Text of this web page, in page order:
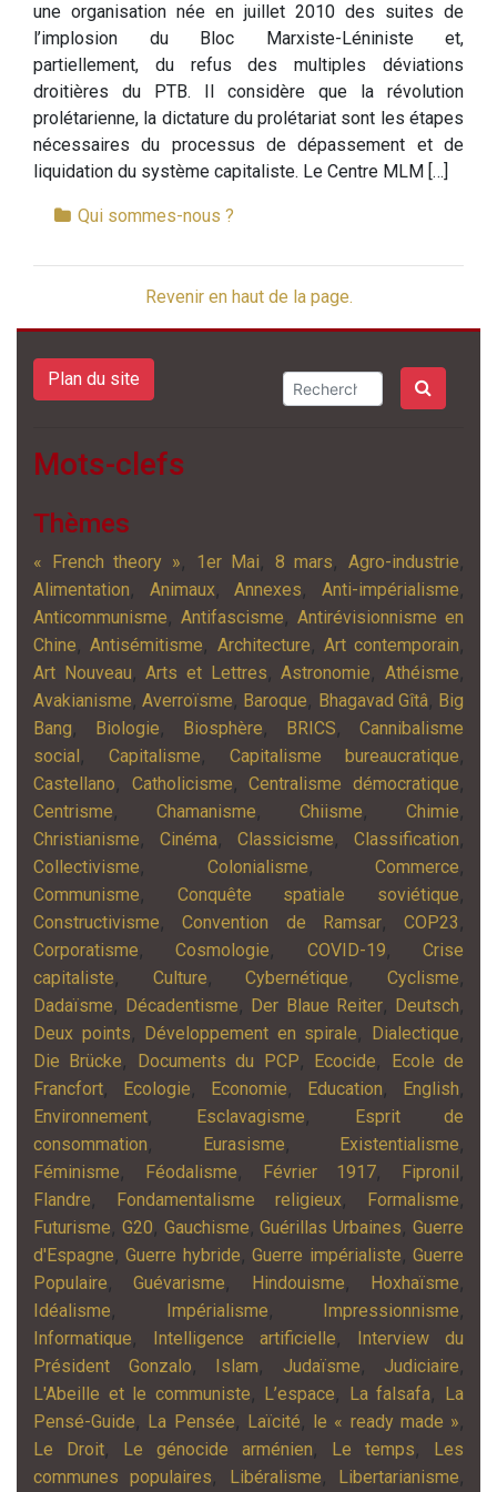
une organisation née en juillet 2010 des suites de
l’implosion du Bloc Marxiste-Léniniste et,
partiellement, du refus des multiples déviations
droitières du PTB. Il considère que la révolution
prolétarienne, la dictature du prolétariat sont les étapes
nécessaires du processus de dépassement et de
liquidation du système capitaliste. Le Centre MLM […]
Qui sommes-nous ?
Revenir en haut de la page.
Plan du site
Mots-clefs
Thèmes
« French theory », 1er Mai, 8 mars, Agro-industrie,
Alimentation, Animaux,Annexes,Anti-impérialisme,
Anticommunisme, Antifascisme, Antirévisionnisme en
Chine,Antisémitisme, Architecture, Art contemporain,
Art Nouveau,Arts et Lettres,Astronomie,Athéisme,
Avakianisme,Averroïsme, Baroque, Bhagavad Gîtâ, Big
Bang, Biologie, Biosphère, BRICS, Cannibalisme
social , Capitalisme, Capitalisme bureaucratique,
Castellano, Catholicisme,Centralisme démocratique,
Centrisme, Chamanisme, Chiisme, Chimie,
Christianisme, Cinéma, Classicisme, Classification,
Collectivisme, Colonialisme, Commerce,
Communisme, Conquête spatiale soviétique,
Constructivisme,Convention de Ramsar, COP23 ,
Corporatisme,Cosmologie, COVID-19,Crise
capitaliste, Culture,Cybernétique,Cyclisme,
Dadaïsme, Décadentisme, Der Blaue Reiter, Deutsch,
Deux points, Développement en spirale, Dialectique,
Die Brücke, Documents du PCP, Ecocide,
Ecole de
Francfort, Ecologie, Economie, Education, English,
Environnement, Esclavagisme,
Esprit de
consommation, Eurasisme, Existentialisme,
Féminisme, Féodalisme, Février 1917, Fipronil ,
Flandre, Fondamentalisme religieux, Formalisme,
Futurisme, G20, Gauchisme,Guérillas Urbaines,Guerre
d'Espagne,Guerre hybride,Guerre impérialiste,Guerre
Populaire,Guévarisme, Hindouisme, Hoxhaïsme,
Idéalisme, Impérialisme, Impressionnisme,
Informatique, Intelligence artificielle,
Interview du
Président Gonzalo, Islam, Judaïsme, Judiciaire,
L'Abeille et le communiste, L’espace, La falsafa,
La
Pensé-Guide, La Pensée, Laïcité, le « ready made »,
Le Droit, Le génocide arménien, Le temps,
Les
communes populaires, Libéralisme, Libertarianisme,